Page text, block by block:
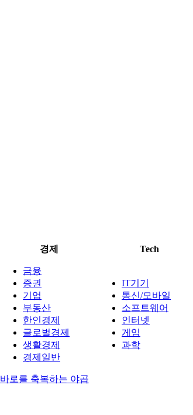
경제 Tech
금융
증권
기업
부동산
한인경제
글로벌경제
생활경제
경제일반
IT기기
통신/모바일
소프트웨어
인터넷
게임
과학
바로를 축복하는 야곱